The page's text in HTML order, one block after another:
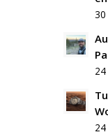
Rejoindre